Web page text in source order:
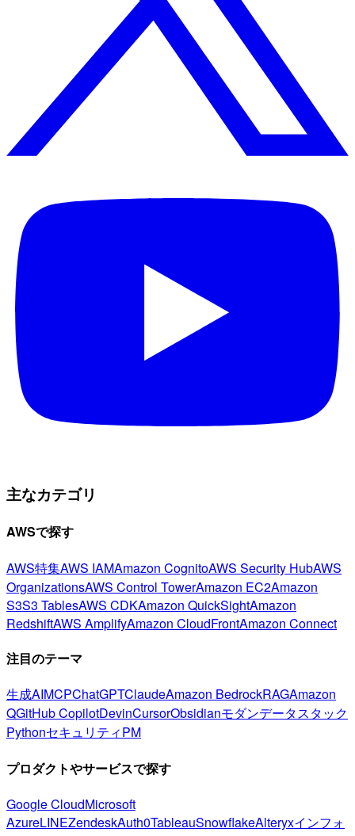
主なカテゴリ
AWSで探す
AWS特集AWS IAMAmazon CognitoAWS Security HubAWS
OrganizationsAWS Control TowerAmazon EC2Amazon
S3S3 TablesAWS CDKAmazon QuickSightAmazon
RedshiftAWS AmplifyAmazon CloudFrontAmazon Connect
注目のテーマ
生成AIMCPChatGPTClaudeAmazon BedrockRAGAmazon
QGitHub CopilotDevinCursorObsidianモダンデータスタック
PythonセキュリティPM
プロダクトやサービスで探す
Google CloudMicrosoft
AzureLINEZendeskAuth0TableauSnowflakeAlteryxインフォ